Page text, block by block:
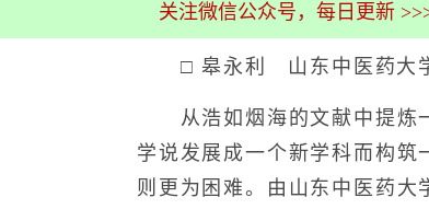
关注微信公众号，每日更新
□ 皋永利 山东中医药大
从浩如烟海的文献中提炼
学说发展成一个新学科而构筑
则更为困难。由山东中医药大